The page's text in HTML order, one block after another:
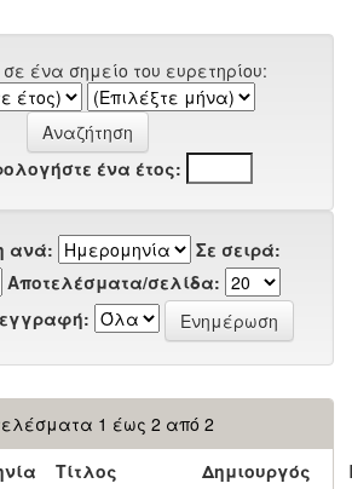
ένα σημείο του ευρετηρίου:
ένα έτος:
ανά:
Σε σειρά:
Αποτελέσματα/σελίδα:
1 έως 2 από 2
Τίτλος Δημιουργός